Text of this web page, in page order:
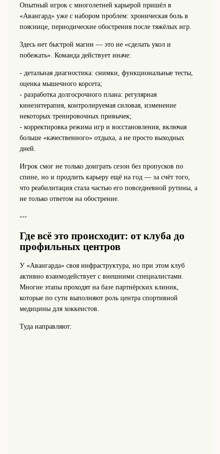
Опытный игрок с многолетней карьерой пришёл в
«Авангард» уже с набором проблем: хроническая боль в
пояснице, периодические обострения после тяжёлых игр.
Здесь нет быстрой магии — это не «сделать укол и
побежать». Команда действует иначе:
- детальная диагностика: снимки, функциональные тесты,
оценка мышечного корсета;
- разработка долгосрочного плана: регулярная
кинезитерапия, контролируемая силовая, изменение
некоторых тренировочных привычек;
- корректировка режима игр и восстановления, включая
больше «качественного» отдыха, а не просто выходных
дней.
Игрок смог не только доиграть сезон без пропусков по
спине, но и продлить карьеру ещё на год — за счёт того,
что реабилитация стала частью его повседневной рутины, а
не только ответом на обострение.
---
Где всё это происходит: от клуба до
профильных центров
У «Авангарда» своя инфраструктура, но при этом клуб
активно взаимодействует с внешними специалистами.
Многие этапы проходят на базе партнёрских клиник,
которые по сути выполняют роль центра спортивной
медицины для хоккеистов.
Туда направляют: